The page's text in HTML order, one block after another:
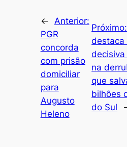
←
Anterior:
PGR
concorda
com prisão
domiciliar
para
Augusto
Heleno
Próximo:
destaca
na
que
bilhões
do Sul